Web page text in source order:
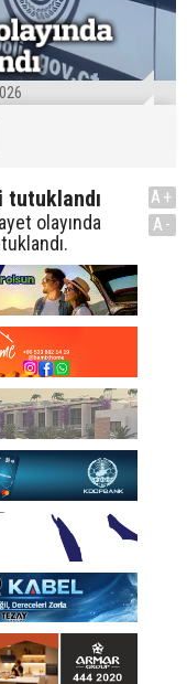
tutuklandı
olayında
A+
A-